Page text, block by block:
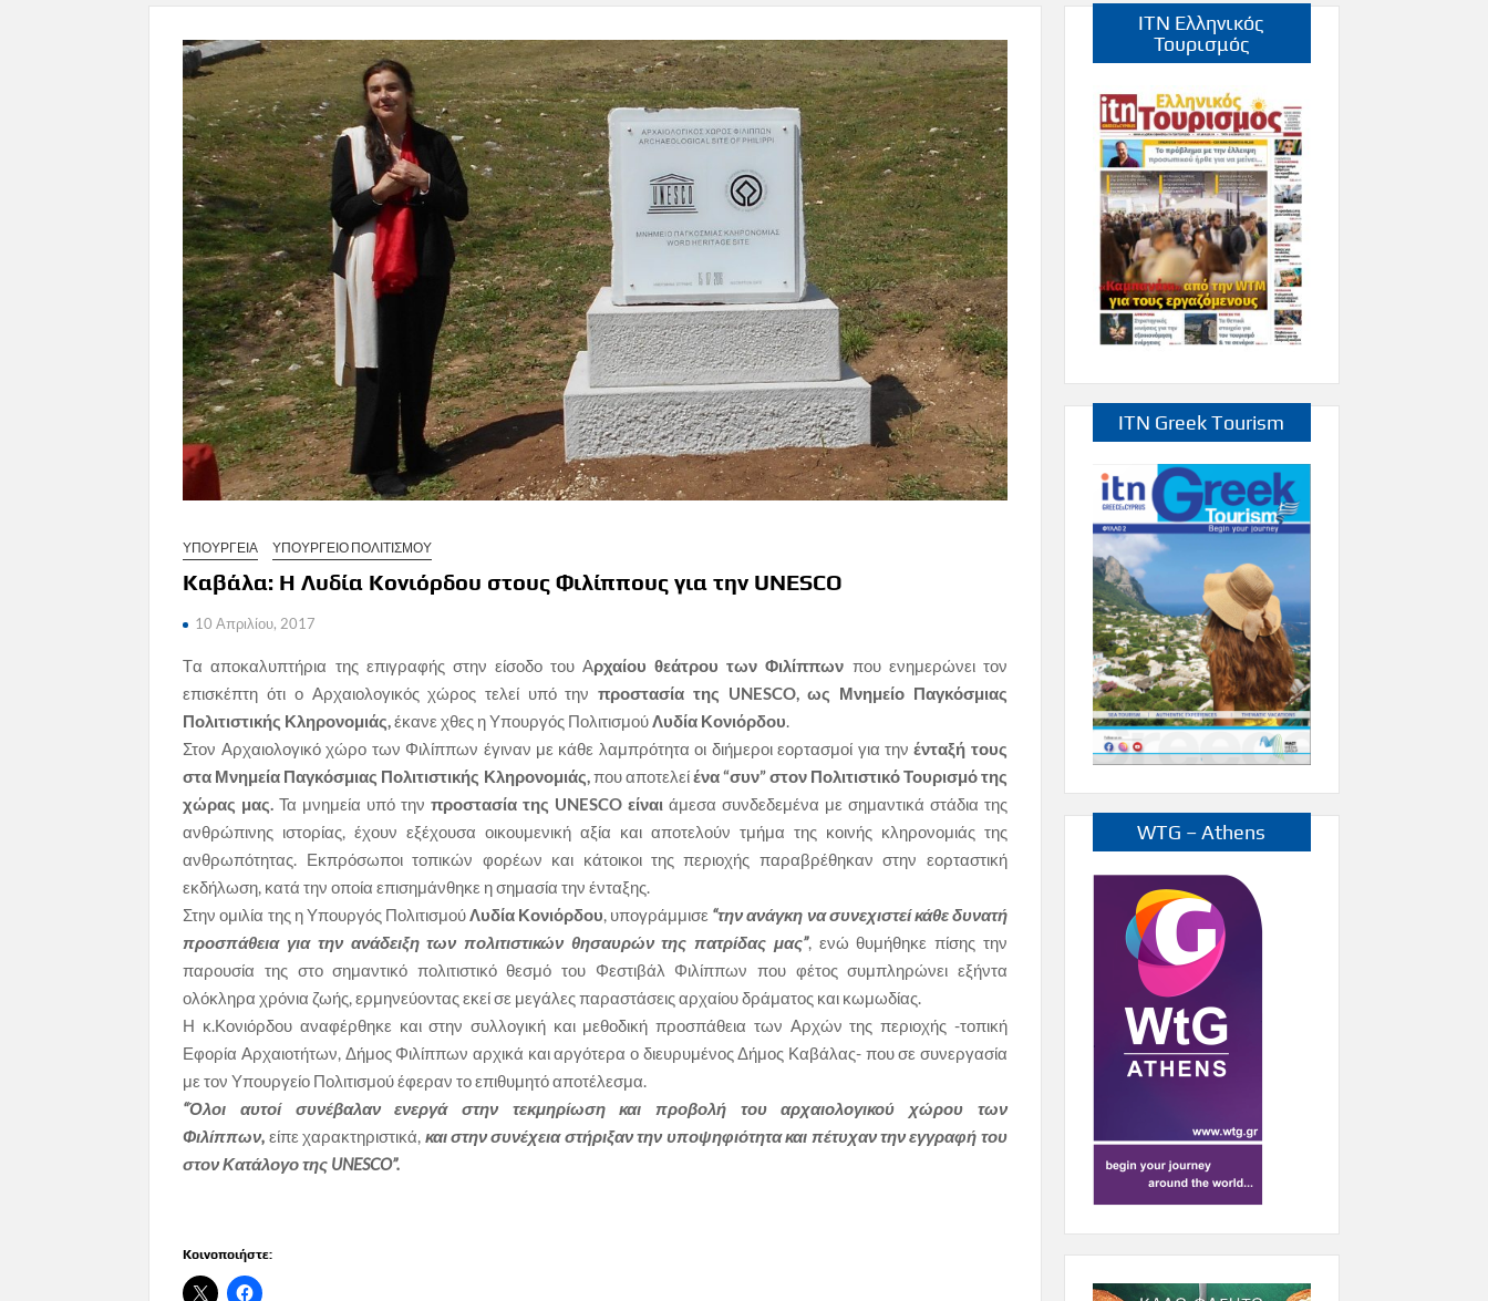
ΥΠΟΥΡΓΕΙΑ ΥΠΟΥΡΓΕΙΟ ΠΟΛΙΤΙΣΜΟΥ
Καβάλα: Η Λυδία Κονιόρδου στους Φιλίππους για την UNΕSCO
10 Απριλίου, 2017
Tα αποκαλυπτήρια της επιγραφής στην είσοδο του Αρχαίου θεάτρου των Φιλίππων που ενημερώνει τον
επισκέπτη ότι ο Αρχαιολογικός χώρος τελεί υπό τηνπροστασία της UNESCO, ως Μνημείο Παγκόσμιας
Πολιτιστικής Κληρονομιάς, έκανε χθες η Υπουργός Πολιτισμού Λυδία Κονιόρδου
Στον Αρχαιολογικό χώρο των Φιλίππων έγιναν με κάθε λαμπρότητα οι διήμεροι εορτασμοί για τηνένταξή τους
στα Μνημεία Παγκόσμιας Πολιτιστικής Κληρονομιάς, που αποτελείένα “συν” στον Πολιτιστικό Τουρισμό της
χώρας μας. Τα μνημεία υπό τηνπροστασία της UNESCO είναιάμεσα συνδεδεμένα με σημαντικά στάδια της
ανθρώπινης ιστορίας, έχουν εξέχουσα οικουμενική αξία και αποτελούν τμήμα της κοινής κληρονομιάς της
ανθρωπότητας. Εκπρόσωποι τοπικών φορέων και κάτοικοι της περιοχής παραβρέθηκαν στην εορταστική
εκδήλωση, κατά την οποία επισημάνθηκε η σημασία την ένταξης.
Στην ομιλία της η Υπουργός Πολιτισμού Λυδία Κονιόρδου , υπογράμμισε “την ανάγκη να συνεχιστεί κάθε δυνατή
προσπάθεια για την ανάδειξη των πολιτιστικών θησαυρών της πατρίδας μας”, ενώ θυμήθηκε πίσης την
παρουσία της στο σημαντικό πολιτιστικό θεσμό του Φεστιβάλ Φιλίππων που φέτος συμπληρώνει εξήντα
ολόκληρα χρόνια ζωής, ερμηνεύοντας εκεί σε μεγάλες παραστάσεις αρχαίου δράματος και κωμωδίας.
Η κ.Κονιόρδου αναφέρθηκε και στην συλλογική και μεθοδική προσπάθεια των Αρχών της περιοχής -τοπική
Εφορία Αρχαιοτήτων, Δήμος Φιλίππων αρχικά και αργότερα ο διευρυμένος Δήμος Καβάλας- που σε συνεργασία
με τον Υπουργείο Πολιτισμού έφεραν το επιθυμητό αποτέλεσμα.
“Όλοι αυτοί συνέβαλαν ενεργά στην τεκμηρίωση και προβολή του αρχαιολογικού χώρου των
Φιλίππων, είπε χαρακτηριστικά, και στην συνέχεια στήριξαν την υποψηφιότητα και πέτυχαν την εγγραφή του
στον Κατάλογο της UNESCO”.
Κοινοποιήστε:
ITN Ελληνικός
Τουρισμός
ITN Greek Tourism
WTG – Athens